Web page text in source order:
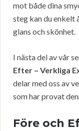
mot både dina
steg kan du enkelt
glans och skönhet.
I nästa del av vår
Efter – Verkliga
delar med oss av
som har provat
Före och